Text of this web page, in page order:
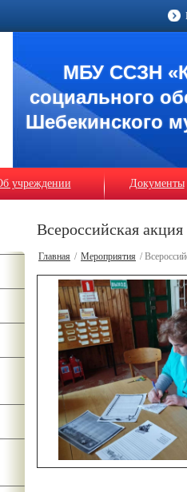
МБУ ССЗН
социального
Шебекинского
учреждении Документы
Всероссийская
Главная / Мероприятия /